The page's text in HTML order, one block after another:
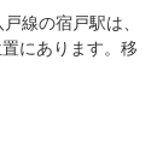
線の宿戸駅は、
にあります。移